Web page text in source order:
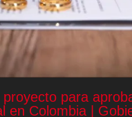
para
en Colombia |